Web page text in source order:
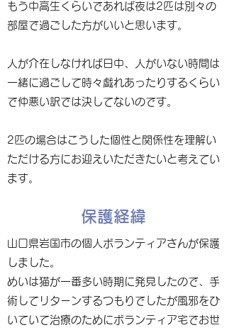
もう中高生くらいであれば夜は2匹は別々の
部屋で過ごした方がいいと思います。
人が介在しなければ日中、人がいない時間は
一緒に過ごして時々戯れあったりするくらい
で仲悪い訳では決してないのです。
2匹の場合はこうした個性と関係性を理解い
ただける方にお迎えいただきたいと考えてい
ます。
保護経緯
山口県岩国市の個人ボランティアさんが保護
しました。
めいは猫が一番多い時期に発見したので、手
術してリターンするつもりでしたが風邪をひ
いていて治療のためにボランティア宅でお世